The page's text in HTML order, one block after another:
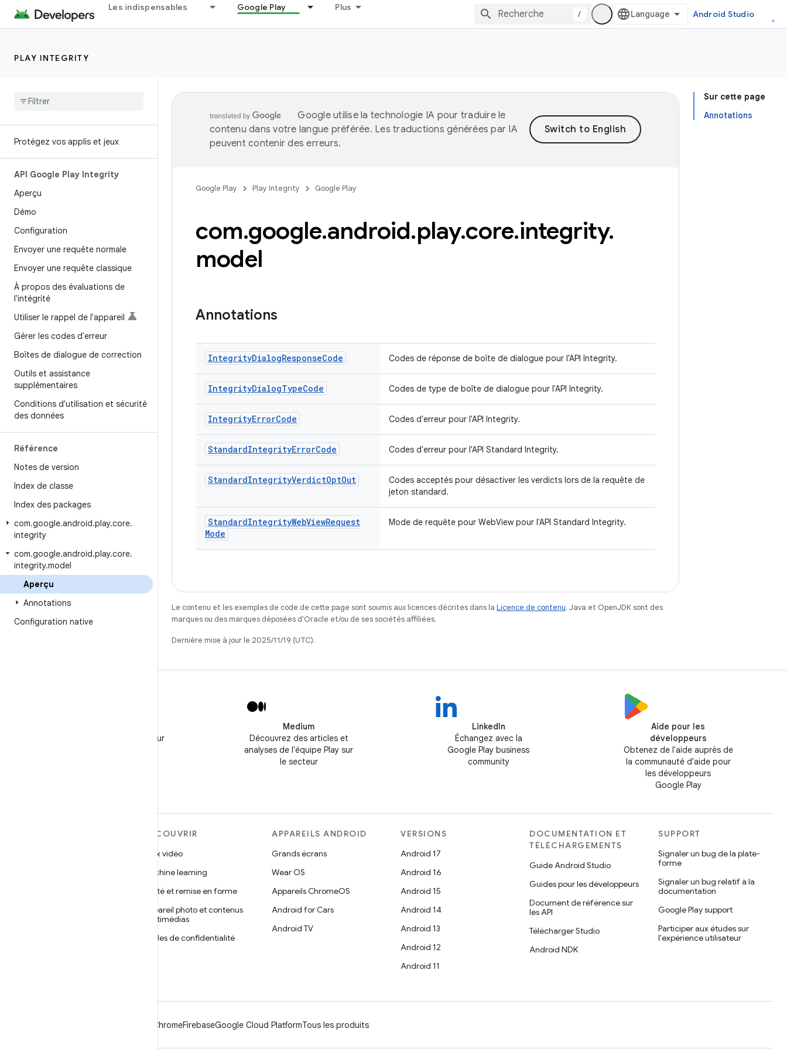
Les indispensables Google Play Plus
/ Android Studio
PLAY INTEGRITY
Protégez vos applis et jeux
API Google Play Integrity
Aperçu
Démo
Configuration
Envoyer une requête normale
Envoyer une requête classique
À propos des évaluations de
l'intégrité
Utiliser le rappel de l'appareil
Gérer les codes d'erreur
Boîtes de dialogue de correction
Outils et assistance
supplémentaires
Conditions d'utilisation et sécurité
des données
Référence
Notes de version
Index de classe
Index des packages
com.google.android.play.core.
integrity
com.google.android.play.core.
integrity.model
Aperçu
Annotations
Configuration native
Sur cette page
Annotations
Google utilise la technologie IA pour traduire le
contenu dans votre langue préférée. Les traductions générées par IA
peuvent contenir des erreurs.
Google Play Play Integrity Google Play
com.google.android.play.core.integrity.
model
Annotations
IntegrityDialogResponseCode Codes de réponse de boîte de dialogue pour l'API Integrity.
IntegrityDialogTypeCode Codes de type de boîte de dialogue pour l'API Integrity.
IntegrityErrorCode Codes d'erreur pour l'API Integrity.
StandardIntegrityErrorCode Codes d'erreur pour l'API Standard Integrity.
StandardIntegrityVerdictOptOut
Codes acceptés pour désactiver les verdicts lors de la requête de
jeton standard.
StandardIntegrityWebViewRequest
Mode
Mode de requête pour WebView pour l'API Standard Integrity.
Le contenu et les exemples de code de cette page sont soumis aux licences décrites dans la Licence de contenu. Java et OpenJDK sont des
marques ou des marques déposées d'Oracle et/ou de ses sociétés affiliées.
Dernière mise à jour le 2025/11/19 (UTC).
Suivez @GooglePlayBiz pour
Medium
Découvrez des articles et
analyses de l'équipe Play sur
le secteur
LinkedIn
Échangez avec la
Google Play business
community
Aide pour les
développeurs
Obtenez de l'aide auprès de
la communauté d'aide pour
les développeurs
Google Play
DÉCOUVRIR
Jeux vidéo
Machine learning
Santé et remise en forme
Appareil photo et contenus
multimédias
Règles de confidentialité
APPAREILS ANDROID
Grands écrans
Wear OS
Appareils ChromeOS
Android for Cars
Android TV
VERSIONS
Android 17
Android 16
Android 15
Android 14
Android 13
Android 12
Android 11
DOCUMENTATION ET
TÉLÉCHARGEMENTS
Guide Android Studio
Guides pour les développeurs
Document de référence sur
les API
Télécharger Studio
Android NDK
SUPPORT
Signaler un bug de la plate-
forme
Signaler un bug relatif à la
documentation
Google Play support
Participer aux études sur
l'expérience utilisateur
ChromeFirebaseGoogle Cloud PlatformTous les produits